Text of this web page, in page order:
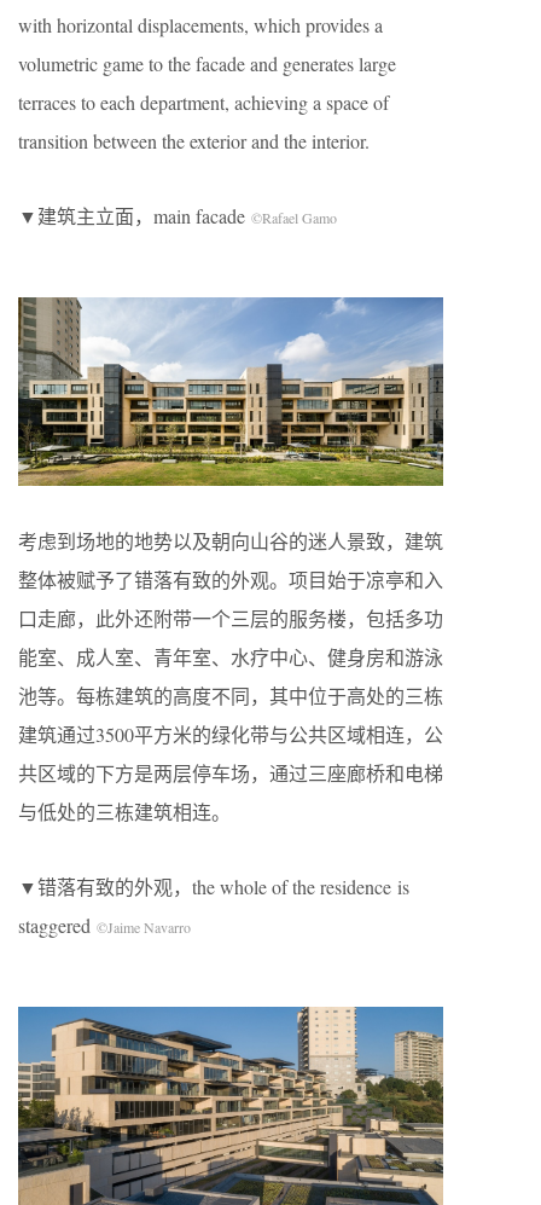
with horizontal displacements, which provides a
volumetric game to the facade and generates large
terraces to each department, achieving a space of
transition between the exterior and the interior.
▼建筑主立面，main facade ©Rafael Gamo
考虑到场地的地势以及朝向山谷的迷人景致，建筑
整体被赋予了错落有致的外观。项目始于凉亭和入
口走廊，此外还附带一个三层的服务楼，包括多功
能室、成人室、青年室、水疗中心、健身房和游泳
池等。每栋建筑的高度不同，其中位于高处的三栋
建筑通过3500平方米的绿化带与公共区域相连，公
共区域的下方是两层停车场，通过三座廊桥和电梯
与低处的三栋建筑相连。
▼错落有致的外观，the whole of the residence is
staggered ©Jaime Navarro